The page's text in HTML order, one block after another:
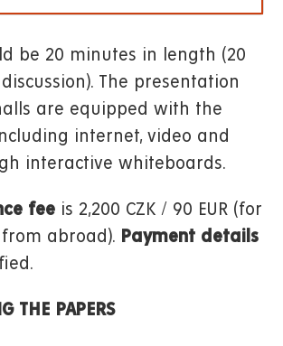
be 20 minutes in length (20
The presentation
are equipped with the
internet, video and
interactive whiteboards.
fee is 2,200 CZK / 90 EUR (for
abroad). Payment details
THE PAPERS